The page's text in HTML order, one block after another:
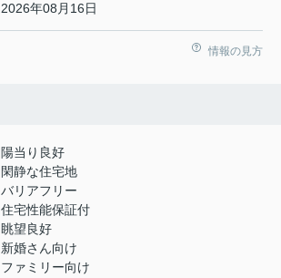
2026年08月16日
情報の見方
陽当り良好
閑静な住宅地
バリアフリー
住宅性能保証付
眺望良好
新婚さん向け
ファミリー向け